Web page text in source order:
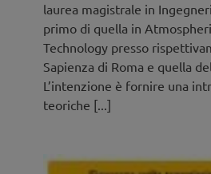
laurea magistrale in
primo di quella in
Technology presso
Sapienza di Roma e quella
L’intenzione è fornire una
teoriche [...]